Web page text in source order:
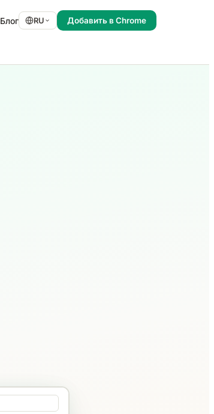
Блог RU Добавить в Chrome